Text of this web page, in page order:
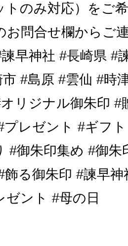
トのみ対応）をご
お問合せ欄からご
早神社 #長崎県 #
#島原 #雲仙 #時
リジナル御朱印 #
プレゼント #ギフ
#御朱印集め #御
飾る御朱印 #諫早
ゼント #母の日